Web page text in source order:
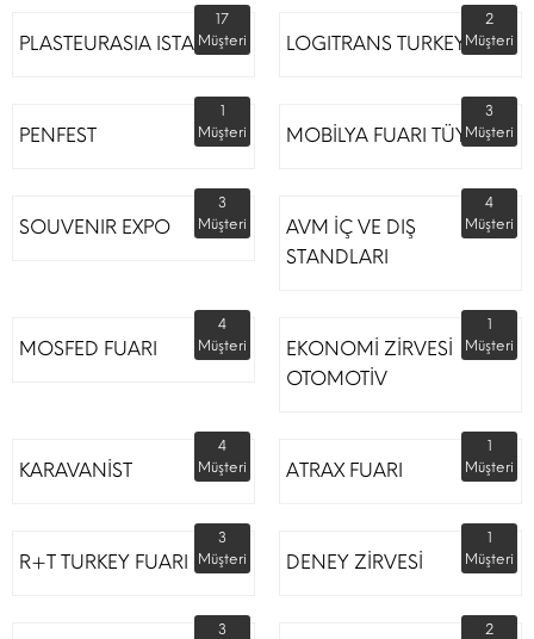
PLASTEURASIA ISTANBUL
17
Müşteri
LOGITRANS TURKEY
2
Müşteri
PENFEST
1
Müşteri
MOBİLYA FUARI TÜYAP
3
Müşteri
SOUVENIR EXPO
3
Müşteri
AVM İÇ VE DIŞ
STANDLARI
4
Müşteri
MOSFED FUARI
4
Müşteri
EKONOMİ ZİRVESİ
OTOMOTİV
1
Müşteri
KARAVANİST
4
Müşteri
ATRAX FUARI
1
Müşteri
R+T TURKEY FUARI
3
Müşteri
DENEY ZİRVESİ
1
Müşteri
3
2